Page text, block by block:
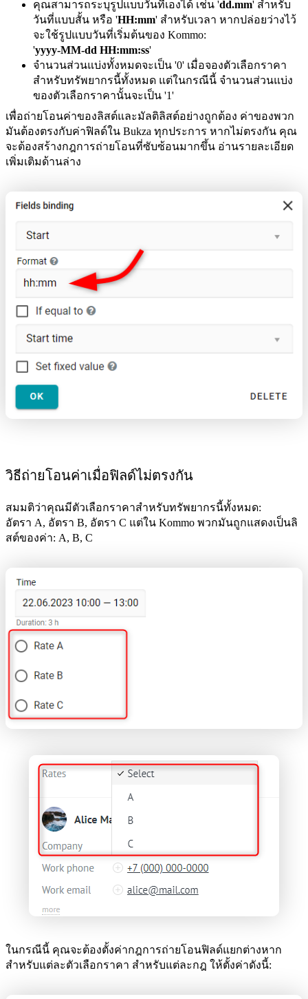
คุณสามารถระบุรูปแบบวันที่เองได้ เช่น 'dd.mm' สำหรับ
วันที่แบบสั้น หรือ 'HH:mm' สำหรับเวลา หากปล่อยว่างไว้
จะใช้รูปแบบวันที่เริ่มต้นของ Kommo:
'yyyy-MM-dd HH:mm:ss'
จำนวนส่วนแบ่งทั้งหมดจะเป็น '0' เมื่อจองตัวเลือกราคา
สำหรับทรัพยากรนี้ทั้งหมด แต่ในกรณีนี้ จำนวนส่วนแบ่ง
ของตัวเลือกราคานั้นจะเป็น '1'
เพื่อถ่ายโอนค่าของลิสต์และมัลติลิสต์อย่างถูกต้อง ค่าของพวก
มันต้องตรงกับค่าฟิลด์ใน Bukza ทุกประการ หากไม่ตรงกัน คุณ
จะต้องสร้างกฎการถ่ายโอนที่ซับซ้อนมากขึ้น อ่านรายละเอียด
เพิ่มเติมด้านล่าง
วิธีถ่ายโอนค่าเมื่อฟิลด์ไม่ตรงกัน
สมมติว่าคุณมีตัวเลือกราคาสำหรับทรัพยากรนี้ทั้งหมด:
อัตรา A, อัตรา B, อัตรา C แต่ใน Kommo พวกมันถูกแสดงเป็นลิ
สต์ของค่า: A, B, C
ในกรณีนี้ คุณจะต้องตั้งค่ากฎการถ่ายโอนฟิลด์แยกต่างหาก
สำหรับแต่ละตัวเลือกราคา สำหรับแต่ละกฎ ให้ตั้งค่าดังนี้: